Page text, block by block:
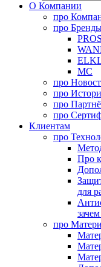
О Компании
про
про
MC
про
про
про
про
Клиентам
про
Про
для
про